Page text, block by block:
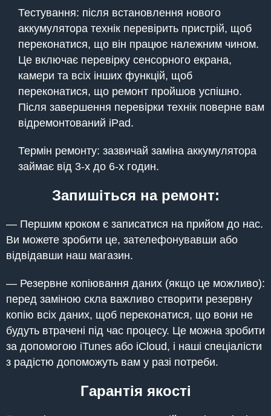
Тестування: після встановлення нового
аккумулятора технік перевірить пристрій, щоб
переконатися, що він працює належним чином.
Це включає перевірку сенсорного екрана,
камери та всіх інших функцій, щоб
переконатися, що ремонт пройшов успішно.
Після завершення перевірки технік поверне вам
відремонтований iPad.
Термін ремонту: зазвичай заміна аккумулятора
займає від 3-х до 6-х годин.
Запишіться на ремонт:
— Першим кроком є записатися на прийом до нас.
Ви можете зробити це, зателефонувавши або
відвідавши наш магазин.
— Резервне копіювання даних (якщо це можливо):
перед заміною скла важливо створити резервну
копію всіх даних, щоб переконатися, що вони не
будуть втрачені під час процесу. Це можна зробити
за допомогою iTunes або iCloud, і наші спеціалісти
з радістю допоможуть вам у разі потреби.
Гарантія якості